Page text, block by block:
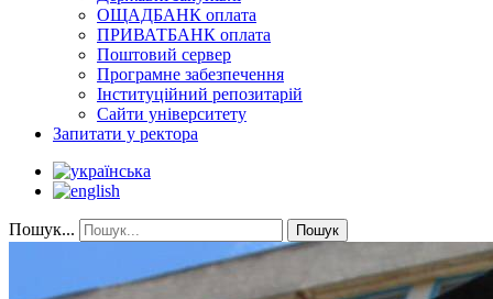
ОЩАДБАНК оплата
ПРИВАТБАНК оплата
Поштовий сервер
Програмне забезпечення
Інституційний репозитарій
Сайти університету
Запитати у ректора
Пошук... Пошук